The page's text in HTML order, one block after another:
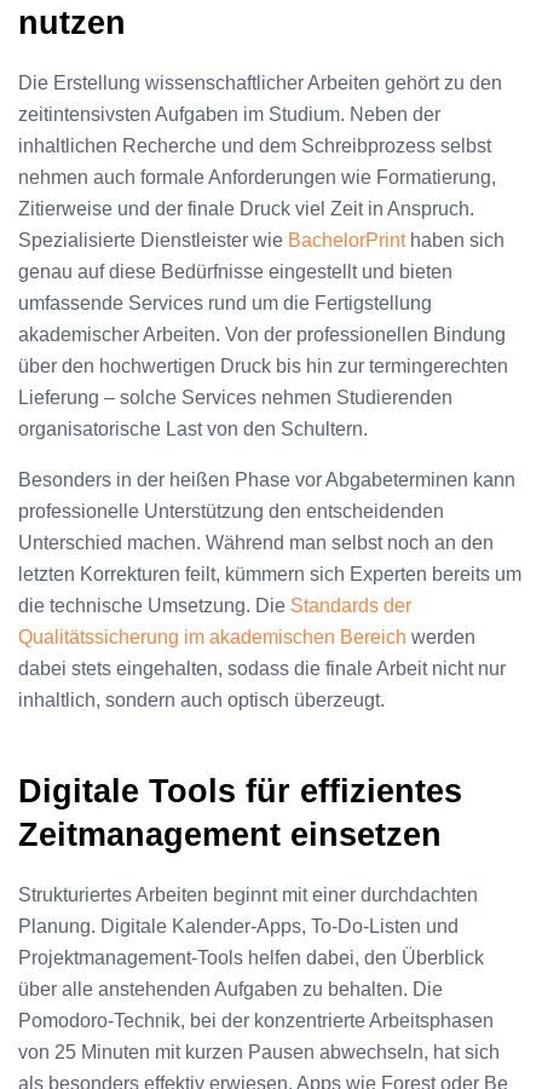
nutzen
Die Erstellung wissenschaftlicher Arbeiten gehört zu den
zeitintensivsten Aufgaben im Studium. Neben der
inhaltlichen Recherche und dem Schreibprozess selbst
nehmen auch formale Anforderungen wie Formatierung,
Zitierweise und der finale Druck viel Zeit in Anspruch.
Spezialisierte Dienstleister wie BachelorPrinthaben sich
genau auf diese Bedürfnisse eingestellt und bieten
umfassende Services rund um die Fertigstellung
akademischer Arbeiten. Von der professionellen Bindung
über den hochwertigen Druck bis hin zur termingerechten
Lieferung – solche Services nehmen Studierenden
organisatorische Last von den Schultern.
Besonders in der heißen Phase vor Abgabeterminen kann
professionelle Unterstützung den entscheidenden
Unterschied machen. Während man selbst noch an den
letzten Korrekturen feilt, kümmern sich Experten bereits um
die technische Umsetzung. Die Standards der
Qualitätssicherung im akademischen Bereich werden
dabei stets eingehalten, sodass die finale Arbeit nicht nur
inhaltlich, sondern auch optisch überzeugt.
Digitale Tools für effizientes
Zeitmanagement einsetzen
Strukturiertes Arbeiten beginnt mit einer durchdachten
Planung. Digitale Kalender-Apps, To-Do-Listen und
Projektmanagement-Tools helfen dabei, den Überblick
über alle anstehenden Aufgaben zu behalten. Die
Pomodoro-Technik, bei der konzentrierte Arbeitsphasen
von 25 Minuten mit kurzen Pausen abwechseln, hat sich
als besonders effektiv erwiesen. Apps wie Forest oder Be